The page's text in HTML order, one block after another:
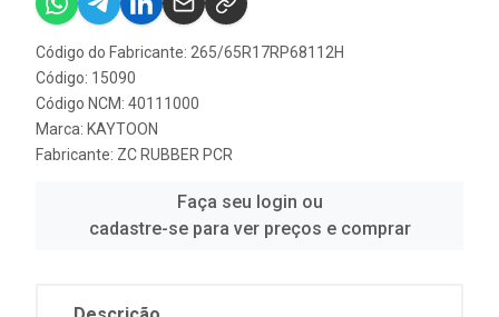
Código do Fabricante: 265/65R17RP68112H
Código: 15090
Código NCM: 40111000
Marca: KAYTOON
Fabricante: ZC RUBBER PCR
Faça seu login ou
cadastre-se para ver preços e comprar